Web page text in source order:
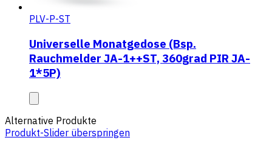
PLV-P-ST
Universelle Monatgedose (Bsp.
Rauchmelder JA-1++ST, 360grad PIR JA-
1*5P)
Alternative Produkte
Produkt-Slider überspringen